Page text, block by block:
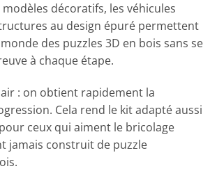
décoratifs, les véhicules
au design épuré permettent
des puzzles 3D en bois sans se
à chaque étape.
: on obtient rapidement la
Cela rend le kit adapté aussi
ceux qui aiment le bricolage
jamais construit de puzzle